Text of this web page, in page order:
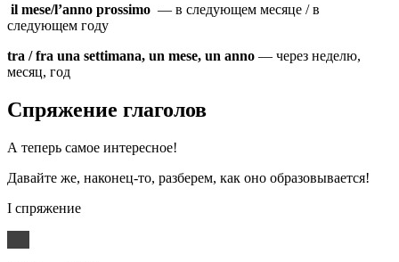
il mese/l’anno prossimo — в следующем месяце / в
следующем году
tra / fra una settimana, un mese, un anno — через неделю,
месяц, год
Спряжение глаголов
А теперь самое интересное!
Давайте же, наконец-то, разберем, как оно образовывается!
I спряжение